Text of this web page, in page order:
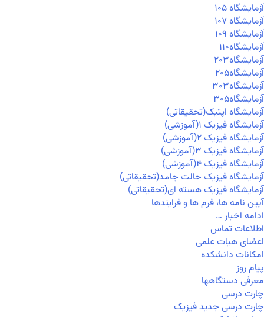
آزمايشگاه ۱۰۵
آزمايشگاه ۱۰۷
آزمايشگاه ۱۰۹
آزمايشگاه۱۱۰
آزمايشگاه۲۰۳
آزمايشگاه۲۰۵
آزمايشگاه۳۰۳
آزمايشگاه۳۰۵
آزمایشگاه اپتیک(تحقیقاتی)
آزمایشگاه فیزیک ۱(آموزشی)
آزمایشگاه فیزیک ۲(آموزشی)
آزمایشگاه فیزیک ۳(آموزشی)
آزمایشگاه فیزیک ۴(آموزشی)
آزمایشگاه فیزیک حالت جامد(تحقیقاتی)
آزمایشگاه فیزیک هسته ای(تحقیقاتی)
آیین نامه ها، فرم ها و فرایندها
ادامه اخبار …
اطلاعات تماس
اعضای هیات علمی
امکانات دانشکده
پیام روز
معرفی دستگاهها
چارت درسی
چارت درسی جدید فیزیک